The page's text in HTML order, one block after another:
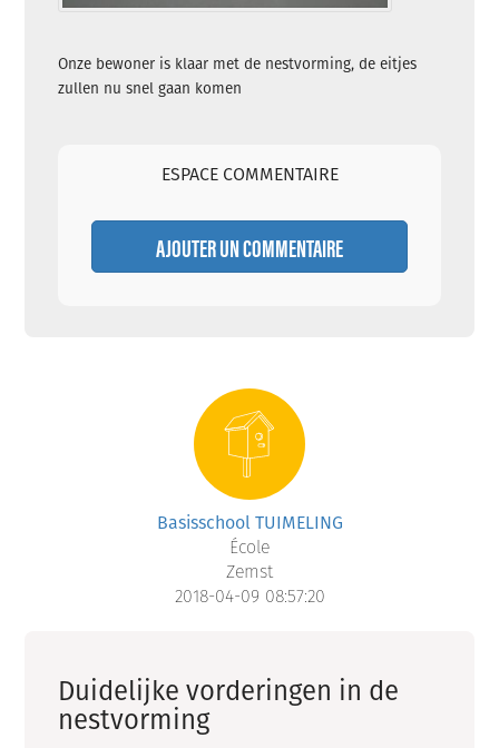
Onze bewoner is klaar met de nestvorming, de eitjes
zullen nu snel gaan komen
ESPACE COMMENTAIRE
AJOUTER UN COMMENTAIRE
Basisschool TUIMELING
École
Zemst
2018-04-09 08:57:20
Duidelijke vorderingen in de
nestvorming